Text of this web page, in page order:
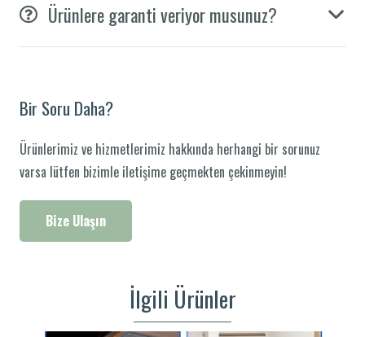
Ürünlere garanti veriyor musunuz?
Bir Soru Daha?
Ürünlerimiz ve hizmetlerimiz hakkında herhangi bir sorunuz
varsa lütfen bizimle iletişime geçmekten çekinmeyin!
Bize Ulaşın
İlgili Ürünler